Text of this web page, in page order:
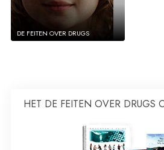
DE FEITEN OVER DRUGS
HET DE FEITEN OVER DRUGS